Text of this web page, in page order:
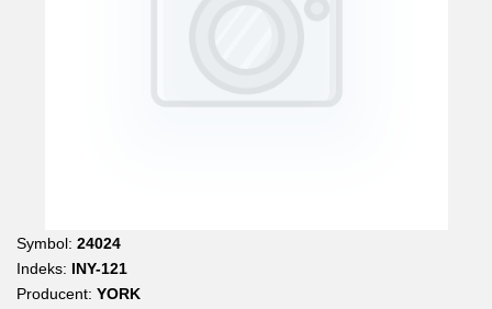
Symbol: 24024
Indeks: INY-121
Producent: YORK